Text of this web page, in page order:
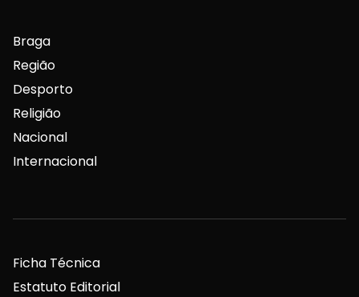
Braga
Região
Desporto
Religião
Nacional
Internacional
Ficha Técnica
Estatuto Editorial